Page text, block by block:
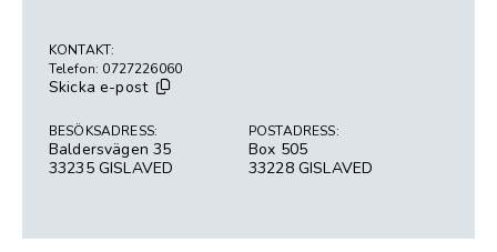
KONTAKT:
Telefon: 0727226060
Skicka e-post
BESÖKSADRESS:
Baldersvägen 35
33235 GISLAVED
POSTADRESS:
Box 505
33228 GISLAVED